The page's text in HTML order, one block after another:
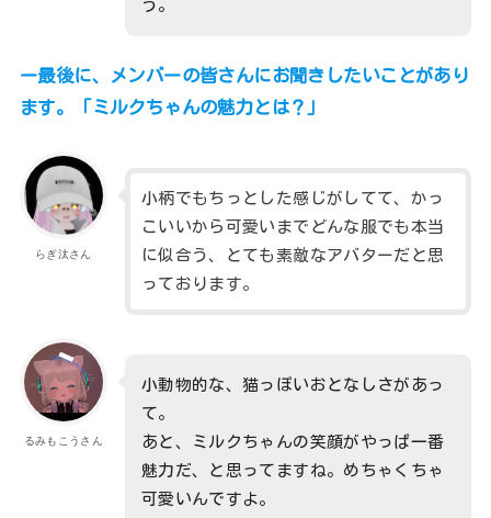
う。
ー最後に、メンバーの皆さんにお聞きしたいことがあり
ます。「ミルクちゃんの魅力とは？」
らぎ汰さん
小柄でもちっとした感じがしてて、かっ
こいいから可愛いまでどんな服でも本当
に似合う、とても素敵なアバターだと思
っております。
るみもこうさん
小動物的な、猫っぽいおとなしさがあっ
て。
あと、ミルクちゃんの笑顔がやっぱ一番
魅力だ、と思ってますね。めちゃくちゃ
可愛いんですよ。